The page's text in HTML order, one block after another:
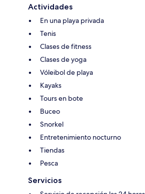
Actividades
En una playa privada
Tenis
Clases de fitness
Clases de yoga
Vóleibol de playa
Kayaks
Tours en bote
Buceo
Snorkel
Entretenimiento nocturno
Tiendas
Pesca
Servicios